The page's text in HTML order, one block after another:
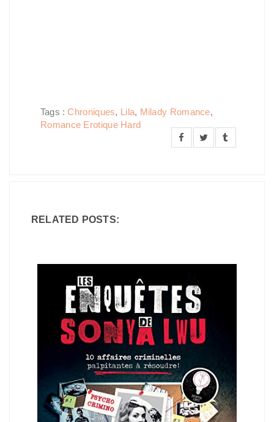
Tags :Chroniques, Lila, Milady Romance,
Romance Erotique Hard
RELATED POSTS: